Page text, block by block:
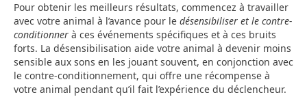
Pour obtenir les meilleurs résultats, commencez à travailler
avec votre animal à l’avance pour le désensibiliser et le contre-
conditionner à ces événements spécifiques et à ces bruits
forts. La désensibilisation aide votre animal à devenir moins
sensible aux sons en les jouant souvent, en conjonction avec
le contre-conditionnement, qui offre une récompense à
votre animal pendant qu’il fait l’expérience du déclencheur.